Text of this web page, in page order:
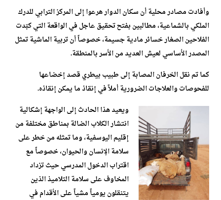
وأفادت مصادر محلية أن سكان الدوار هرعوا إلى المركز الترابي للدرك
الملكي بالشماعية، مطالبين بفتح تحقيق عاجل في الواقعة التي كبّدت
الفلاحين الصغار خسائر مادية جسيمة، خصوصاً أن تربية الماشية تمثل
المصدر الأساسي لعيش العديد من الأسر بالمنطقة.
كما تم نقل الخرفان المصابة إلى طبيب بيطري قصد إخضاعها
للفحوصات والعلاجات الضرورية أملاً في إنقاذ ما يمكن إنقاذه.
ويعيد هذا الحادث إلى الواجهة إشكالية
انتشار الكلاب الضالة بمناطق مختلفة من
إقليم اليوسفية، وما تمثله من خطر على
سلامة الإنسان والحيوان، خصوصاً مع
اقتراب الدخول المدرسي حيث تزداد
المخاوف على سلامة التلاميذ الذين
يتنقلون يومياً مشياً على الأقدام في